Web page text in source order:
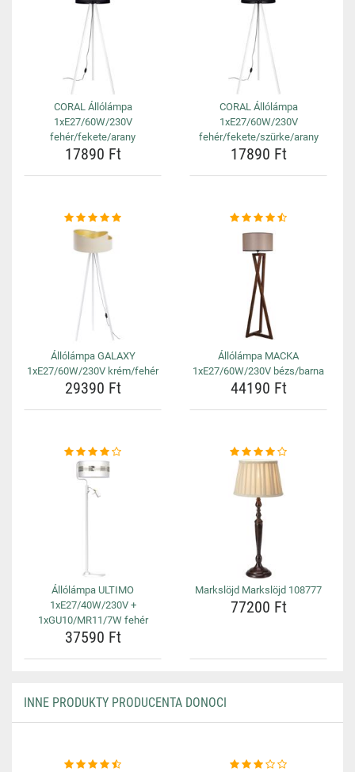
CORAL Állólámpa
1xE27/60W/230V
fehér/fekete/arany
17890 Ft
CORAL Állólámpa
1xE27/60W/230V
fehér/fekete/szürke/arany
17890 Ft
Állólámpa GALAXY
1xE27/60W/230V krém/fehér
29390 Ft
Állólámpa MACKA
1xE27/60W/230V bézs/barna
44190 Ft
Állólámpa ULTIMO
1xE27/40W/230V +
1xGU10/MR11/7W fehér
37590 Ft
Markslöjd Markslöjd 108777
77200 Ft
INNE PRODUKTY PRODUCENTA DONOCI